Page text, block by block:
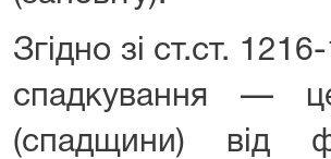
Згідно зі ст.ст.
спадкування —
(спадщини) від